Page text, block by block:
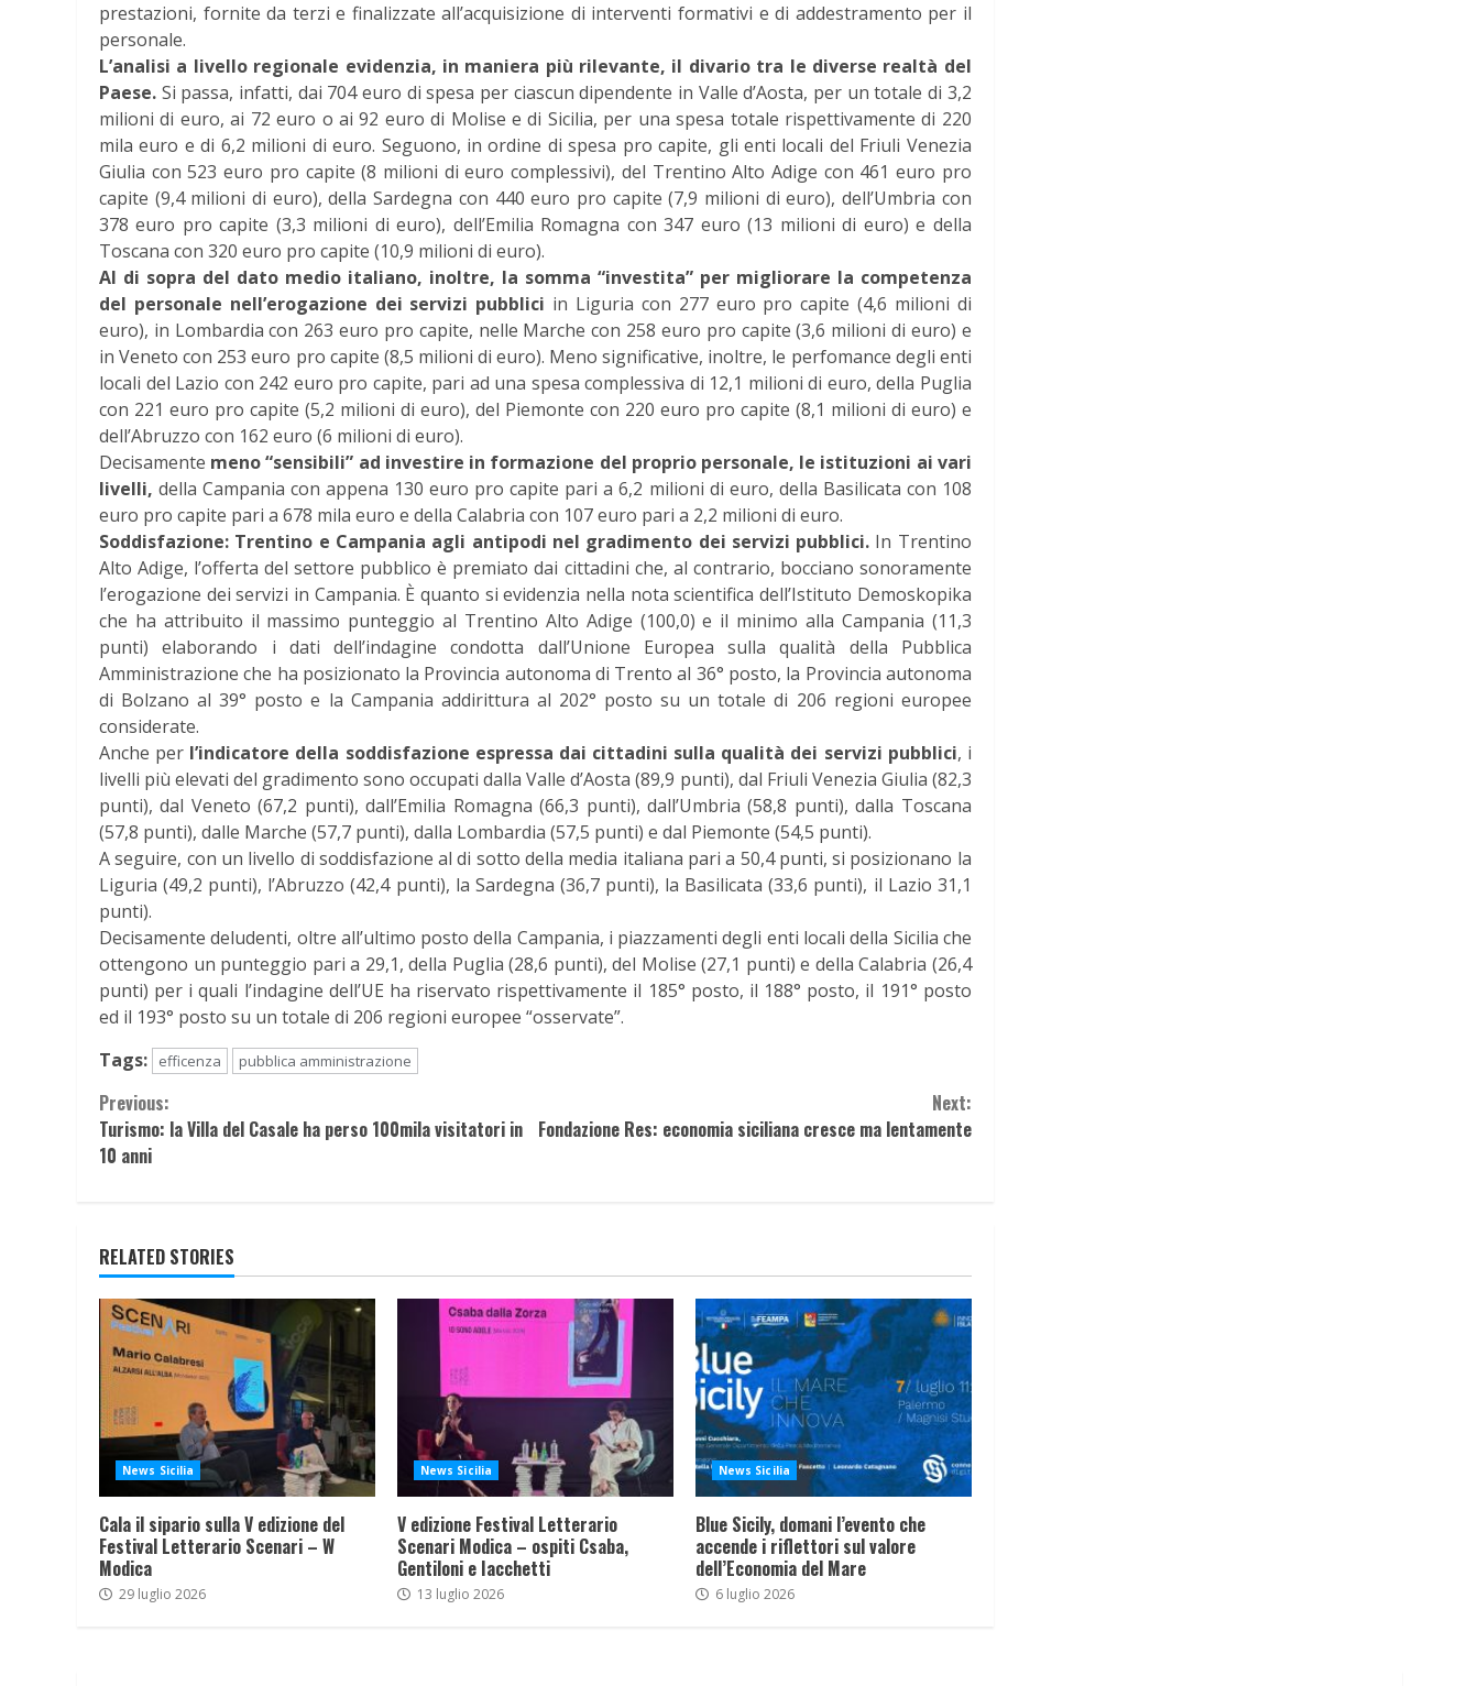
prestazioni, fornite da terzi e finalizzate all’acquisizione di interventi formativi e di addestramento per il
personale.
L’analisi a livello regionale evidenzia, in maniera più rilevante, il divario tra le diverse realtà del
Paese. Si passa, infatti, dai 704 euro di spesa per ciascun dipendente in Valle d’Aosta, per un totale di 3,2
milioni di euro, ai 72 euro o ai 92 euro di Molise e di Sicilia, per una spesa totale rispettivamente di 220
mila euro e di 6,2 milioni di euro. Seguono, in ordine di spesa pro capite, gli enti locali del Friuli Venezia
Giulia con 523 euro pro capite (8 milioni di euro complessivi), del Trentino Alto Adige con 461 euro pro
capite (9,4 milioni di euro), della Sardegna con 440 euro pro capite (7,9 milioni di euro), dell’Umbria con
378 euro pro capite (3,3 milioni di euro), dell’Emilia Romagna con 347 euro (13 milioni di euro) e della
Toscana con 320 euro pro capite (10,9 milioni di euro).
Al di sopra del dato medio italiano, inoltre, la somma “investita” per migliorare la competenza
del personale nell’erogazione dei servizi pubblici in Liguria con 277 euro pro capite (4,6 milioni di
euro), in Lombardia con 263 euro pro capite, nelle Marche con 258 euro pro capite (3,6 milioni di euro) e
in Veneto con 253 euro pro capite (8,5 milioni di euro). Meno significative, inoltre, le perfomance degli enti
locali del Lazio con 242 euro pro capite, pari ad una spesa complessiva di 12,1 milioni di euro, della Puglia
con 221 euro pro capite (5,2 milioni di euro), del Piemonte con 220 euro pro capite (8,1 milioni di euro) e
dell’Abruzzo con 162 euro (6 milioni di euro).
Decisamente meno “sensibili” ad investire in formazione del proprio personale, le istituzioni ai vari
livelli, della Campania con appena 130 euro pro capite pari a 6,2 milioni di euro, della Basilicata con 108
euro pro capite pari a 678 mila euro e della Calabria con 107 euro pari a 2,2 milioni di euro.
Soddisfazione: Trentino e Campania agli antipodi nel gradimento dei servizi pubblici. In Trentino
Alto Adige, l’offerta del settore pubblico è premiato dai cittadini che, al contrario, bocciano sonoramente
l’erogazione dei servizi in Campania. È quanto si evidenzia nella nota scientifica dell’Istituto Demoskopika
che ha attribuito il massimo punteggio al Trentino Alto Adige (100,0) e il minimo alla Campania (11,3
punti) elaborando i dati dell’indagine condotta dall’Unione Europea sulla qualità della Pubblica
Amministrazione che ha posizionato la Provincia autonoma di Trento al 36° posto, la Provincia autonoma
di Bolzano al 39° posto e la Campania addirittura al 202° posto su un totale di 206 regioni europee
considerate.
Anche per l’indicatore della soddisfazione espressa dai cittadini sulla qualità dei servizi pubblici, i
livelli più elevati del gradimento sono occupati dalla Valle d’Aosta (89,9 punti), dal Friuli Venezia Giulia (82,3
punti), dal Veneto (67,2 punti), dall’Emilia Romagna (66,3 punti), dall’Umbria (58,8 punti), dalla Toscana
(57,8 punti), dalle Marche (57,7 punti), dalla Lombardia (57,5 punti) e dal Piemonte (54,5 punti).
A seguire, con un livello di soddisfazione al di sotto della media italiana pari a 50,4 punti, si posizionano la
Liguria (49,2 punti), l’Abruzzo (42,4 punti), la Sardegna (36,7 punti), la Basilicata (33,6 punti), il Lazio 31,1
punti).
Decisamente deludenti, oltre all’ultimo posto della Campania, i piazzamenti degli enti locali della Sicilia che
ottengono un punteggio pari a 29,1, della Puglia (28,6 punti), del Molise (27,1 punti) e della Calabria (26,4
punti) per i quali l’indagine dell’UE ha riservato rispettivamente il 185° posto, il 188° posto, il 191° posto
ed il 193° posto su un totale di 206 regioni europee “osservate”.
Tags:
efficenza pubblica amministrazione
Continue
Reading
Previous:
Turismo: la Villa del Casale ha perso 100mila visitatori in
10 anni
Next:
Fondazione Res: economia siciliana cresce ma lentamente
RELATED STORIES
News Sicilia
Cala il sipario sulla V edizione del
Festival Letterario Scenari – W
Modica
29 luglio 2026
News Sicilia
V edizione Festival Letterario
Scenari Modica – ospiti Csaba,
Gentiloni e Iacchetti
13 luglio 2026
News Sicilia
Blue Sicily, domani l’evento che
accende i riflettori sul valore
dell’Economia del Mare
6 luglio 2026